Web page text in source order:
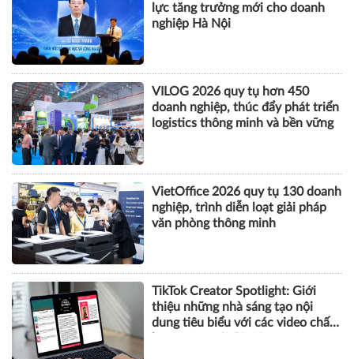
lực tăng trưởng mới cho doanh
nghiệp Hà Nội
VILOG 2026 quy tụ hơn 450
doanh nghiệp, thúc đẩy phát triển
logistics thông minh và bền vững
VietOffice 2026 quy tụ 130 doanh
nghiệp, trình diễn loạt giải pháp
văn phòng thông minh
TikTok Creator Spotlight: Giới
thiệu những nhà sáng tạo nội
dung tiêu biểu với các video chất